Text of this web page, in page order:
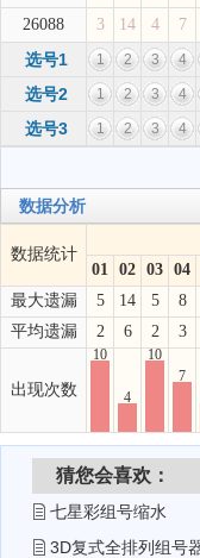
26088 3 14 4 7
选号1 1 2 3 4
选号2 1 2 3 4
选号3 1 2 3 4
数据分析
数据统计
01 02 03 04
最大遗漏
5 14 5 8
平均遗漏
2 6 2 3
出现次数
10
4
10
7
猜您会喜欢：
七星彩组号缩水
3D复式全排列组号